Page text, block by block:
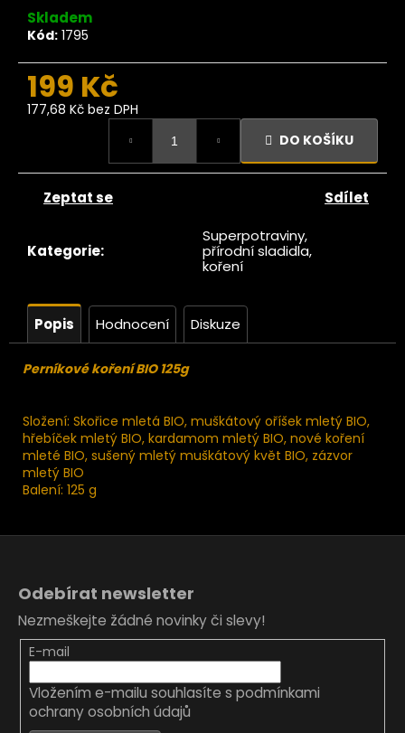
Skladem
Kód: 1795
199 Kč
177,68 Kč bez DPH
DO KOŠÍKU
Kategorie:
Superpotraviny,
přírodní sladidla,
koření
Zeptat se Sdílet
Popis Hodnocení Diskuze
Perníkové koření BIO 125g
Složení: Skořice mletá BIO, muškátový oříšek mletý BIO,
hřebíček mletý BIO, kardamom mletý BIO, nové koření
mleté BIO, sušený mletý muškátový květ BIO, zázvor
mletý BIO
Balení: 125 g
č
u
j
e
m
Ze
419
Odebírat newsletter
Nezmeškejte žádné novinky či slevy!
E-mail
Vložením e-mailu souhlasíte s podmínkami
ochrany osobních údajů